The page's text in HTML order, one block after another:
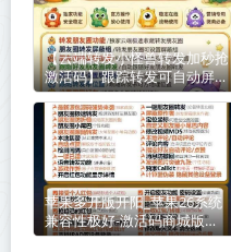
【云端转发小怪兽转发加秒抢
激活码】跟踪转发可自动屏蔽
被转发者《云端转发小怪兽转
发加秒抢封号么》
苹果多开版开阳_苹果26系统
兼容性极好-激活码商城版本
震撼来袭